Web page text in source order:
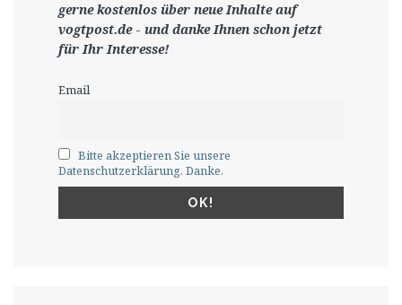
gernekostenlos über neue Inhalte auf
vogtpost.de- und danke Ihnen schon jetzt
für Ihr Interesse!
Email
Bitte akzeptieren Sie unsere
Datenschutzerklärung. Danke.